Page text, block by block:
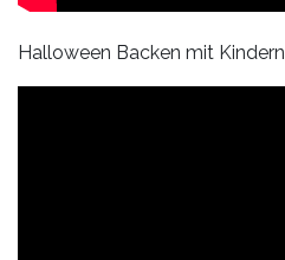
Halloween Backen mit